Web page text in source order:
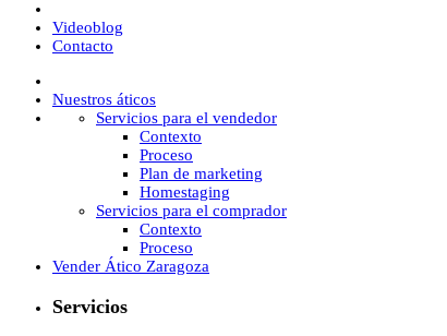
Videoblog
Contacto
Nuestros áticos
Servicios para el vendedor
Contexto
Proceso
Plan de marketing
Homestaging
Servicios para el comprador
Contexto
Proceso
Vender Ático Zaragoza
Servicios